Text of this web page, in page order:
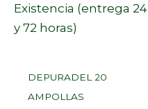
Existencia (entrega 24
y 72 horas)
DEPURADEL 20
AMPOLLAS